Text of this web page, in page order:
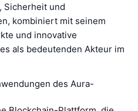
Sicherheit und
kombiniert mit seinem
und innovative
als bedeutenden Akteur im
des Aura-